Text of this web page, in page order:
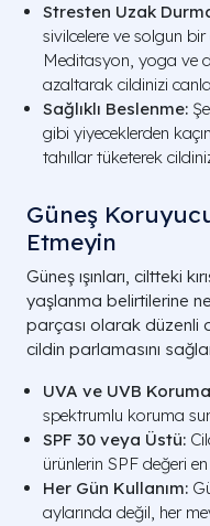
Stresten Uzak
sivilcelere ve solgun
Meditasyon, yoga ve
azaltarak cildinizi
Sağlıklı Beslenme:
gibi yiyeceklerden
tahıllar tüketerek
Güneş
Etmeyin
Güneş ışınları, ciltteki
yaşlanma belirtilerine
parçası olarak düzenli
cildin parlamasını
UVA ve UVB
spektrumlu koruma
SPF 30 veya Üstü:
ürünlerin SPF değeri
Her Gün Kullanım:
aylarında değil, her